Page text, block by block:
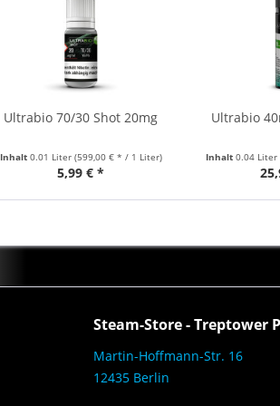
Ultrabio 70/30 Shot 20mg
Inhalt 0.01 Liter (599,00 € * / 1 Liter)
5,99 € *
Ultrabio
Inhalt0.04 Liter
Steam-Store - Treptower
Martin-Hoffmann-Str. 16
12435 Berlin